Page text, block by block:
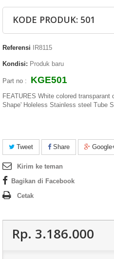
KODE PRODUK: 501
Referensi IR8115
Kondisi: Produk baru
Part no : KGE501
FEATURES White colored transparant
Shape' Holeless Stainless steel Tube
Tweet Share
Kirim ke teman
Bagikan di Facebook
Cetak
Rp‎. 3.186.000